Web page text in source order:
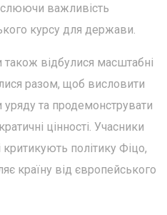
важливість
курсу для держави.
також відбулися масштабні
разом, щоб висловити
та продемонструвати
цінності. Учасники
політику Фіцо,
країну від європейського